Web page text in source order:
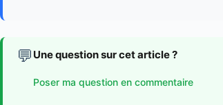
💬 Une question sur cet article ?
Poser ma question en commentaire